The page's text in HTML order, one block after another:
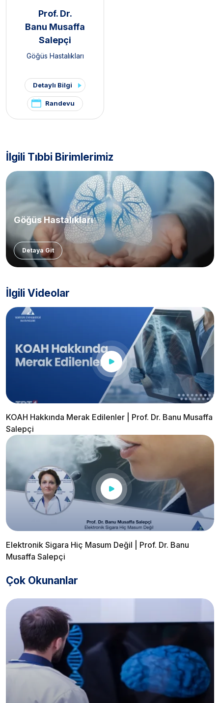
Prof. Dr.
Banu Musaffa
Salepçi
Göğüs Hastalıkları
Detaylı Bilgi
Randevu
İlgili Tıbbi Birimlerimiz
Göğüs Hastalıkları
Detaya Git
İlgili Videolar
KOAH Hakkında Merak Edilenler | Prof. Dr. Banu Musaffa
Salepçi
Elektronik Sigara Hiç Masum Değil | Prof. Dr. Banu
Musaffa Salepçi
Çok Okunanlar